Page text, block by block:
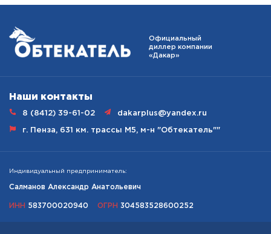
Наши контакты
8 (8412) 39-61-02 dakarplus@yandex.ru
г. Пенза, 631 км. трассы М5, м-н "Обтекатель""
Индивидуальный предприниматель:
Салманов Александр Анатольевич
ИНН 583700020940 ОГРН 304583528600252